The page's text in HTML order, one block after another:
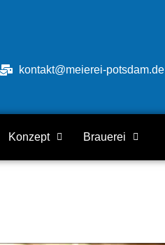
kontakt@meierei-potsdam.de
Konzept Brauerei